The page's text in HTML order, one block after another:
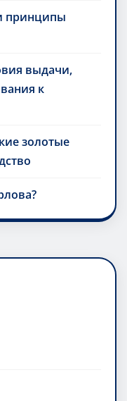
принципы
выдачи,
к
золотые